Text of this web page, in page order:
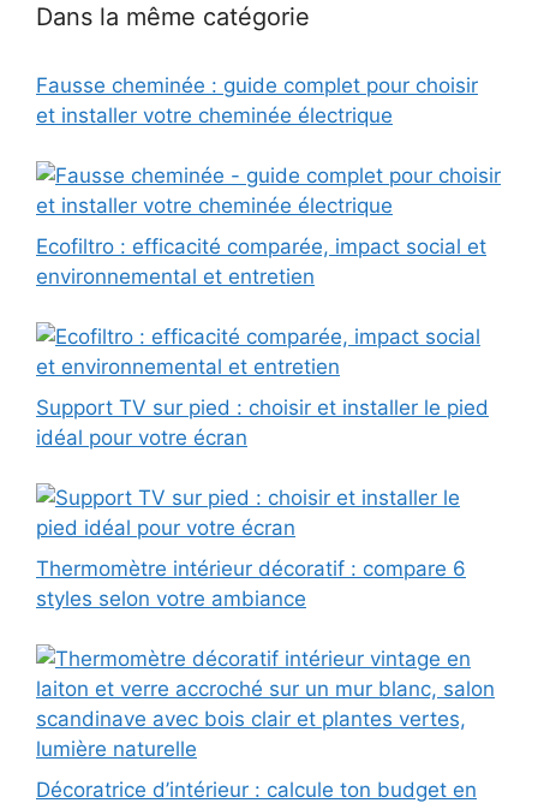
Dans la même catégorie
Fausse cheminée : guide complet pour choisir
et installer votre cheminée électrique
Ecofiltro : efficacité comparée, impact social et
environnemental et entretien
Support TV sur pied : choisir et installer le pied
idéal pour votre écran
Thermomètre intérieur décoratif : compare 6
styles selon votre ambiance
Décoratrice d’intérieur : calcule ton budget en